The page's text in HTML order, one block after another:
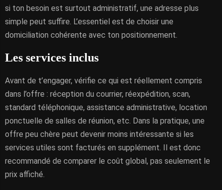
si ton besoin est surtout administratif, une adresse plus
simple peut suffire. L’essentiel est de choisir une
domiciliation cohérente avec ton positionnement.
Les services inclus
Avant de t’engager, vérifie ce qui est réellement compris
dans l’offre : réception du courrier, réexpédition, scan,
standard téléphonique, assistance administrative, location
ponctuelle de salles de réunion, etc. Dans la pratique, une
offre peu chère peut devenir moins intéressante si les
services utiles sont facturés en supplément. Il est donc
recommandé de comparer le coût global, pas seulement le
prix affiché.